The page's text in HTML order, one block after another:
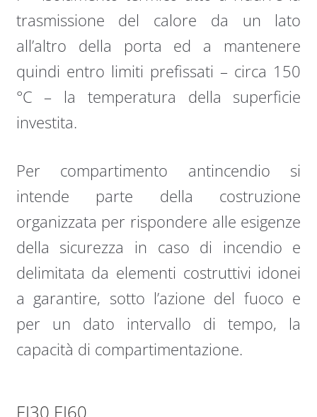
trasmissione del calore da un lato
all’altro della porta ed a mantenere
quindi entro limiti prefissati – circa 150
°C – la temperatura della superficie
investita.
Per compartimento antincendio si
intende parte della costruzione
organizzata per rispondere alle esigenze
della sicurezza in caso di incendio e
delimitata da elementi costruttivi idonei
a garantire, sotto l’azione del fuoco e
per un dato intervallo di tempo, la
capacità di compartimentazione.
EI30 EI60